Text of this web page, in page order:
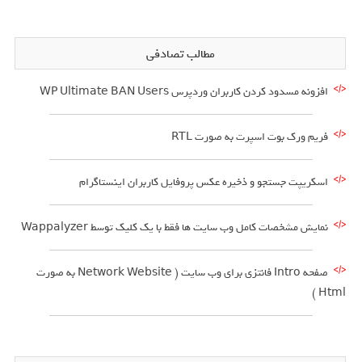
مطالب تصادفی
افزونه مسدود کردن کاربران وردپرس WP Ultimate BAN Users
فریم ورک بوت اسپرت به صورت RTL
اسکریپت جستجو و ذخیره عکس پروفایل کاربران اینستاگرام
نمایش مشخصات کامل وب سایت ها فقط با یک کلیک توسط Wappalyzer
صفحه Intro فانتزی برای وب سایت ( Network Website به صورت
Html )